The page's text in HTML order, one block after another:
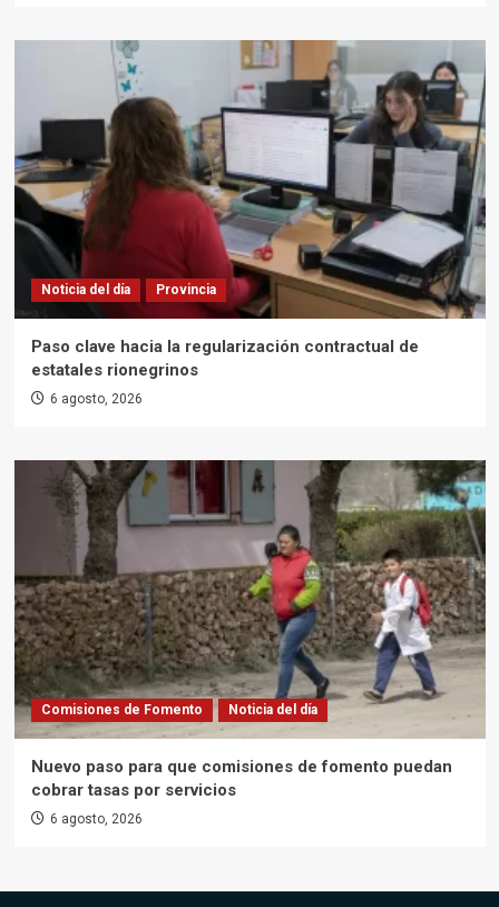
Noticia del día Provincia
Paso clave hacia la regularización contractual de
estatales rionegrinos
6 agosto, 2026
Comisiones de Fomento Noticia del día
Nuevo paso para que comisiones de fomento puedan
cobrar tasas por servicios
6 agosto, 2026